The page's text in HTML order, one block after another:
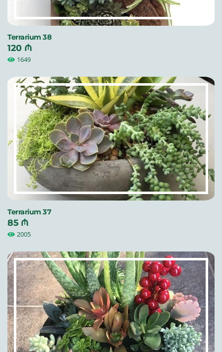
Terrarium 38
120 ₼
1649
Terrarium 37
85 ₼
2005